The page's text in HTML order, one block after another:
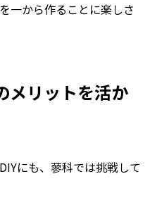
一から作ることに楽しさ
メリットを活か
にも、蓼科では挑戦して